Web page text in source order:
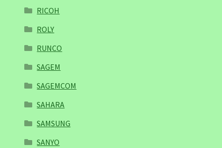
RICOH
ROLY
RUNCO
SAGEM
SAGEMCOM
SAHARA
SAMSUNG
SANYO